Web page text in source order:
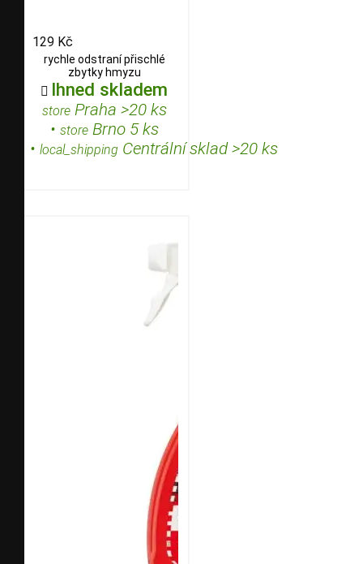
129 Kč
rychle odstraní přischlé
zbytky hmyzu
 Ihned skladem
storePraha >20 ks
• storeBrno 5 ks
• local_shipping Centrální sklad >20 ks